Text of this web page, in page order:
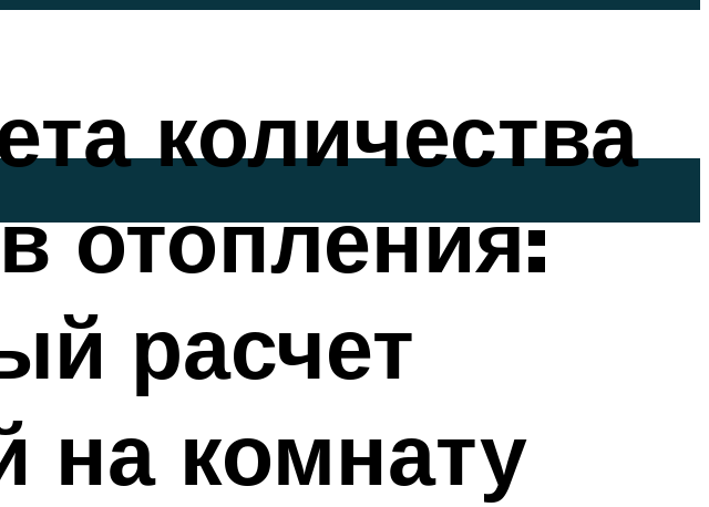
количества
отопления:
расчет
на комнату